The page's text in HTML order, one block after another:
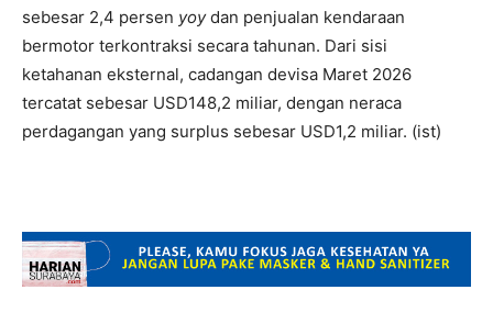
sebesar 2,4 persen yoydan penjualan kendaraan
bermotor terkontraksi secara tahunan. Dari sisi
ketahanan eksternal, cadangan devisa Maret 2026
tercatat sebesar USD148,2 miliar, dengan neraca
perdagangan yang surplus sebesar USD1,2 miliar. (ist)